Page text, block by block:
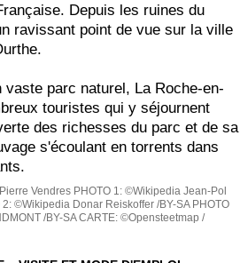
Depuis les ruines du
ravissant point de vue sur la ville
vaste parc naturel, La Roche-en-
touristes qui y séjournent
des richesses du parc et de sa
s'écoulant en torrents dans
Vendres PHOTO 1: ©Wikipedia Jean-Pol
2: ©Wikipedia Donar Reiskoffer /BY-SA PHOTO
/BY-SA CARTE: ©Opensteetmap /